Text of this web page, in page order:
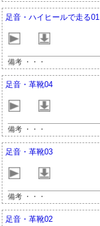
足音・ハイヒールで走る01
備考 ・・・
足音・革靴04
備考 ・・・
足音・革靴03
備考 ・・・
足音・革靴02